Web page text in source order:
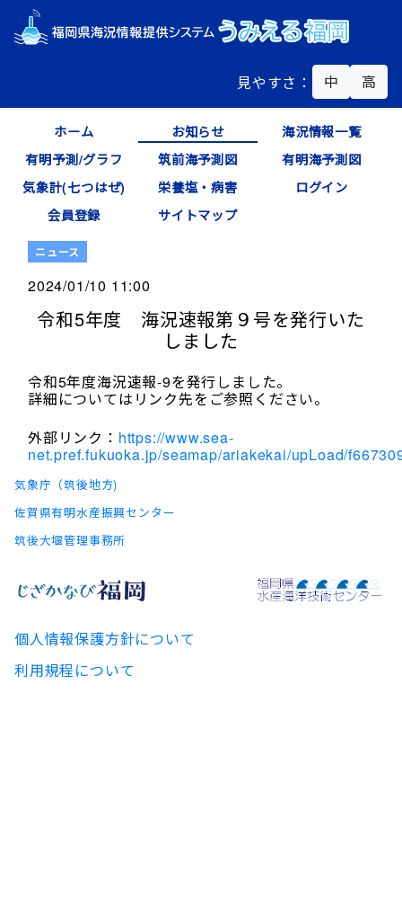
見やすさ： 中 高
ホーム お知らせ
海況情報一覧
有明予測/グラフ
筑前海予測図
有明海予測図
気象計(七つはぜ)
栄養塩・病害
ログイン
会員登録
サイトマップ
ニュース
2024/01/10 11:00
令和5年度 海況速報第９号を発行いた
しました
令和5年度海況速報-9を発行しました。
詳細についてはリンク先をご参照ください。
外部リンク： https://www.sea-
net.pref.fukuoka.jp/seamap/ariakekai/upLoad/
気象庁（筑後地方)
佐賀県有明水産振興センター
筑後大堰管理事務所
個人情報保護方針について
利用規程について